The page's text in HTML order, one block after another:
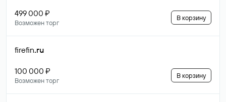
499 000 ₽
Возможен торг
В корзину
firefin.ru
100 000 ₽
Возможен торг
В корзину